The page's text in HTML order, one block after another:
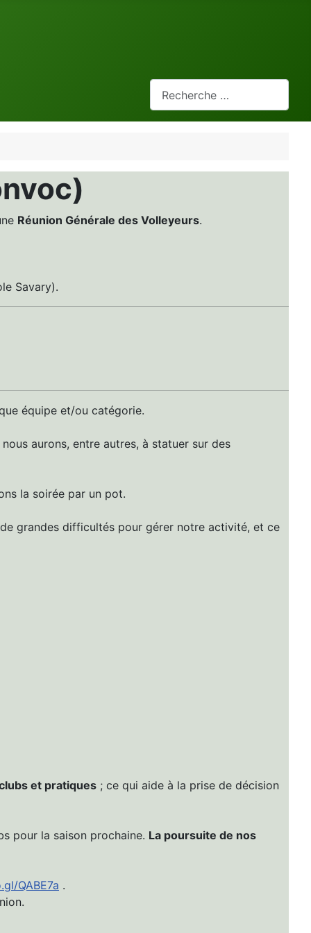
Réunion Générale des Volleyeurs.
Savary).
équipe et/ou catégorie.
aurons, entre autres, à statuer sur des
la soirée par un pot.
grandes difficultés pour gérer notre activité, et ce
et pratiques ; ce qui aide à la prise de décision
pour la saison prochaine. La poursuite de nos
QABE7a .